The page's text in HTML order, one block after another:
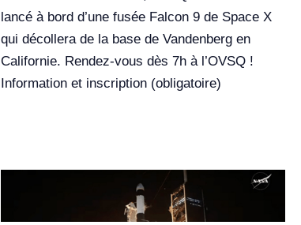
lancé à bord d’une fusée Falcon 9 de Space X
qui décollera de la base de Vandenberg en
Californie. Rendez-vous dès 7h à l’OVSQ !
Information et inscription (obligatoire)